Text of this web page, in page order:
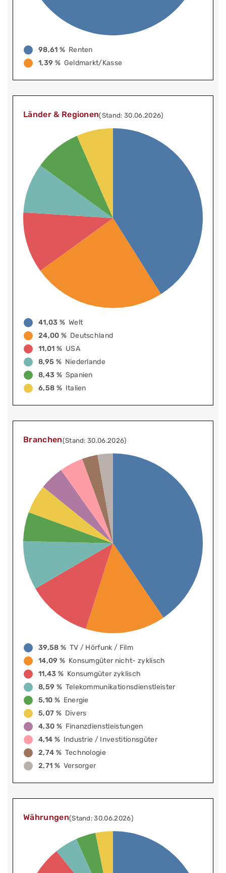
98,61 % Renten
1,39 % Geldmarkt/Kasse
Länder & Regionen(Stand: 30.06.2026)
41,03 % Welt
24,00 % Deutschland
11,01 % USA
8,95 % Niederlande
8,43 % Spanien
6,58 % Italien
Branchen(Stand: 30.06.2026)
39,58 % TV / Hörfunk / Film
14,09 % Konsumgüter nicht- zyklisch
11,43 % Konsumgüter zyklisch
8,59 % Telekommunikationsdienstleister
5,10 % Energie
5,07 % Divers
4,30 % Finanzdienstleistungen
4,14 % Industrie / Investitionsgüter
2,74 % Technologie
2,71 % Versorger
Währungen(Stand: 30.06.2026)